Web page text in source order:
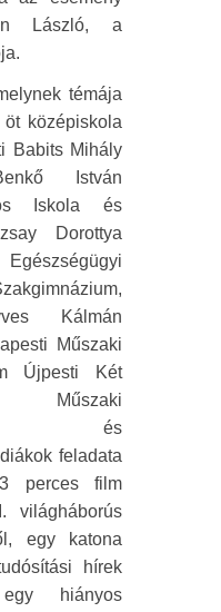
László, a
témája
középiskola
Babits Mihály
István
Iskola és
Dorottya
Egészségügyi
Kálmán
Műszaki
Újpesti Két
Műszaki
és
feladata
perces film
világháborús
egy katona
hírek
hiányos